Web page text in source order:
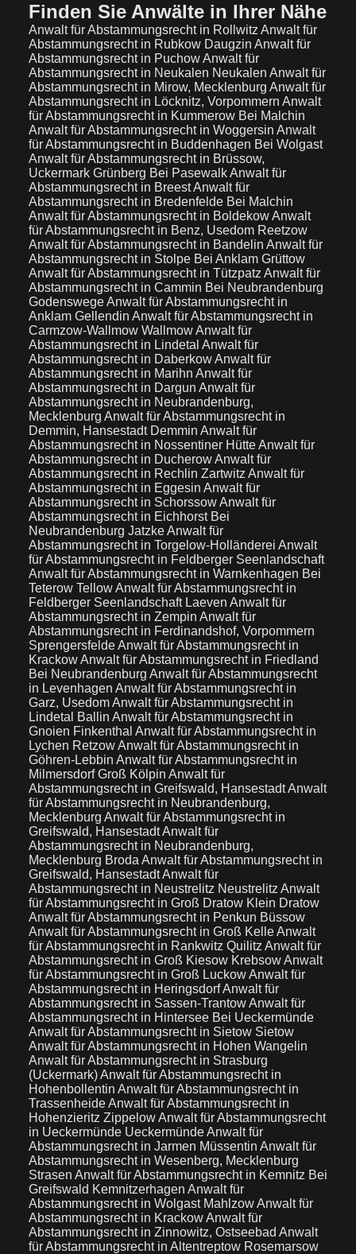
Finden Sie Anwälte in Ihrer Nähe
Anwalt für Abstammungsrecht in Rollwitz Anwalt für
Abstammungsrecht in Rubkow Daugzin Anwalt für
Abstammungsrecht in PuchowAnwalt für
Abstammungsrecht in Neukalen Neukalen Anwalt für
Abstammungsrecht in Mirow, Mecklenburg Anwalt für
Abstammungsrecht in Löcknitz, Vorpommern Anwalt
für Abstammungsrecht in Kummerow Bei Malchin
Anwalt für Abstammungsrecht in Woggersin Anwalt
für Abstammungsrecht in Buddenhagen Bei Wolgast
Anwalt für Abstammungsrecht in Brüssow,
Uckermark Grünberg Bei PasewalkAnwalt für
Abstammungsrecht in BreestAnwalt für
Abstammungsrecht in Bredenfelde Bei Malchin
Anwalt für Abstammungsrecht in BoldekowAnwalt
für Abstammungsrecht in Benz, Usedom Reetzow
Anwalt für Abstammungsrecht in Bandelin Anwalt für
Abstammungsrecht in Stolpe Bei Anklam Grüttow
Anwalt für Abstammungsrecht in Tützpatz Anwalt für
Abstammungsrecht in Cammin Bei Neubrandenburg
GodenswegeAnwalt für Abstammungsrecht in
Anklam Gellendin Anwalt für Abstammungsrecht in
Carmzow-Wallmow WallmowAnwalt für
Abstammungsrecht in Lindetal Anwalt für
Abstammungsrecht in DaberkowAnwalt für
Abstammungsrecht in Marihn Anwalt für
Abstammungsrecht in Dargun Anwalt für
Abstammungsrecht in Neubrandenburg,
Mecklenburg Anwalt für Abstammungsrecht in
Demmin, Hansestadt Demmin Anwalt für
Abstammungsrecht in Nossentiner HütteAnwalt für
Abstammungsrecht in DucherowAnwalt für
Abstammungsrecht in Rechlin Zartwitz Anwalt für
Abstammungsrecht in Eggesin Anwalt für
Abstammungsrecht in SchorssowAnwalt für
Abstammungsrecht in Eichhorst Bei
Neubrandenburg JatzkeAnwalt für
Abstammungsrecht in Torgelow-Holländerei Anwalt
für Abstammungsrecht in Feldberger Seenlandschaft
Anwalt für Abstammungsrecht in Warnkenhagen Bei
Teterow TellowAnwalt für Abstammungsrecht in
Feldberger Seenlandschaft Laeven Anwalt für
Abstammungsrecht in Zempin Anwalt für
Abstammungsrecht in Ferdinandshof, Vorpommern
SprengersfeldeAnwalt für Abstammungsrecht in
KrackowAnwalt für Abstammungsrecht in Friedland
Bei Neubrandenburg Anwalt für Abstammungsrecht
in Levenhagen Anwalt für Abstammungsrecht in
Garz, UsedomAnwalt für Abstammungsrecht in
Lindetal Ballin Anwalt für Abstammungsrecht in
Gnoien Finkenthal Anwalt für Abstammungsrecht in
Lychen RetzowAnwalt für Abstammungsrecht in
Göhren-Lebbin Anwalt für Abstammungsrecht in
Milmersdorf Groß Kölpin Anwalt für
Abstammungsrecht in Greifswald, HansestadtAnwalt
für Abstammungsrecht in Neubrandenburg,
Mecklenburg Anwalt für Abstammungsrecht in
Greifswald, HansestadtAnwalt für
Abstammungsrecht in Neubrandenburg,
Mecklenburg Broda Anwalt für Abstammungsrecht in
Greifswald, HansestadtAnwalt für
Abstammungsrecht in Neustrelitz Neustrelitz Anwalt
für Abstammungsrecht in Groß Dratow Klein Dratow
Anwalt für Abstammungsrecht in Penkun Büssow
Anwalt für Abstammungsrecht in Groß KelleAnwalt
für Abstammungsrecht in Rankwitz Quilitz Anwalt für
Abstammungsrecht in Groß Kiesow KrebsowAnwalt
für Abstammungsrecht in Groß LuckowAnwalt für
Abstammungsrecht in HeringsdorfAnwalt für
Abstammungsrecht in Sassen-TrantowAnwalt für
Abstammungsrecht in Hintersee Bei Ueckermünde
Anwalt für Abstammungsrecht in Sietow Sietow
Anwalt für Abstammungsrecht in Hohen Wangelin
Anwalt für Abstammungsrecht in Strasburg
(Uckermark)Anwalt für Abstammungsrecht in
Hohenbollentin Anwalt für Abstammungsrecht in
TrassenheideAnwalt für Abstammungsrecht in
Hohenzieritz ZippelowAnwalt für Abstammungsrecht
in Ueckermünde UeckermündeAnwalt für
Abstammungsrecht in Jarmen Müssentin Anwalt für
Abstammungsrecht in Wesenberg, Mecklenburg
Strasen Anwalt für Abstammungsrecht in Kemnitz Bei
Greifswald Kemnitzerhagen Anwalt für
Abstammungsrecht in Wolgast MahlzowAnwalt für
Abstammungsrecht in KrackowAnwalt für
Abstammungsrecht in Zinnowitz, Ostseebad Anwalt
für Abstammungsrecht in Altentreptow Rosemarsow